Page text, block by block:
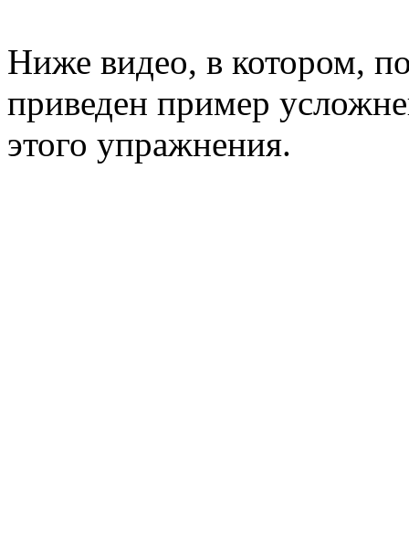
Ниже видео, в котором,
приведен пример
этого упражнения.